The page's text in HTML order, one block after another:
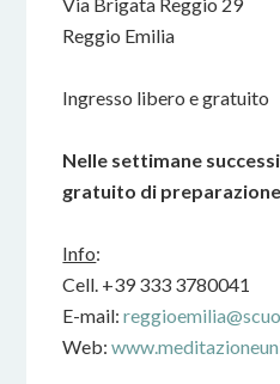
Reggio Emilia
Ingresso libero e gratuito
Nelle settimane
gratuito di
Info:
Cell. +39 333 3780041
E-mail:
Web: